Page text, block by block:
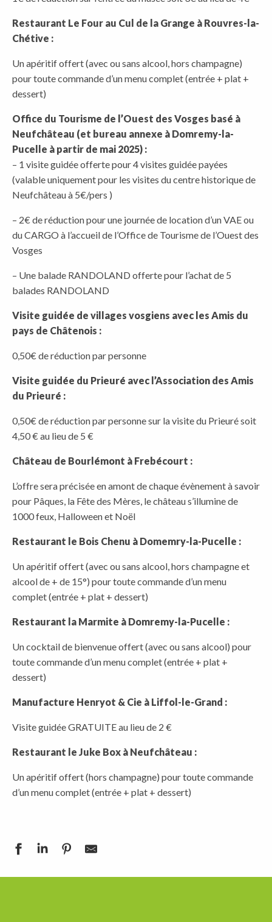
Restaurant Le Four au Cul de la Grange à Rouvres-la-
Chétive :
Un apéritif offert (avec ou sans alcool, hors champagne)
pour toute commande d’un menu complet (entrée + plat +
dessert)
Office du Tourisme de l’Ouest des Vosges basé à
Neufchâteau (et bureau annexe à Domremy-la-
Pucelle à partir de mai 2025) :
– 1 visite guidée offerte pour 4 visites guidée payées
(valable uniquement pour les visites du centre historique de
Neufchâteau à 5€/pers )
– 2€ de réduction pour une journée de location d’un VAE ou
du CARGO à l’accueil de l’Office de Tourisme de l’Ouest des
Vosges
– Une balade RANDOLAND offerte pour l’achat de 5
balades RANDOLAND
Visite guidée de villages vosgiens avec les Amis du
pays de Châtenois :
0,50€ de réduction par personne
Visite guidée du Prieuré avec l’Association des Amis
du Prieuré :
0,50€ de réduction par personne sur la visite du Prieuré soit
4,50 € au lieu de 5 €
Château de Bourlémont à Frebécourt :
L’offre sera précisée en amont de chaque évènement à savoir
pour Pâques, la Fête des Mères, le château s’illumine de
1000 feux, Halloween et Noël
Restaurant le Bois Chenu à Domemry-la-Pucelle :
Un apéritif offert (avec ou sans alcool, hors champagne et
alcool de + de 15°) pour toute commande d’un menu
complet (entrée + plat + dessert)
Restaurant la Marmite à Domremy-la-Pucelle :
Un cocktail de bienvenue offert (avec ou sans alcool) pour
toute commande d’un menu complet (entrée + plat +
dessert)
Manufacture Henryot & Cie à Liffol-le-Grand :
Visite guidée GRATUITE au lieu de 2 €
Restaurant le Juke Box à Neufchâteau :
Un apéritif offert (hors champagne) pour toute commande
d’un menu complet (entrée + plat + dessert)